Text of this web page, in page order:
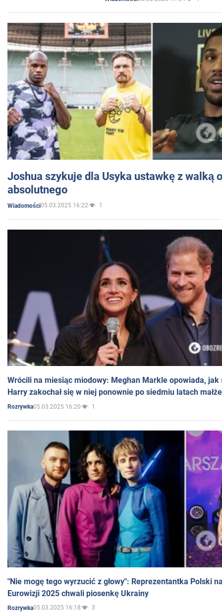
Joshua szykuje dla Usyka ustawkę z walką
absolutnego
Wiadomości05.03.2025 16:22 1
Wrócili na miesiąc miodowy: Meghan Markle opowiada, jak
Harry zakochał się w niej ponownie po siedmiu latach
Rozrywka05.03.2025 16:20 1
"Nie mogę tego wyrzucić z głowy": Reprezentantka Polski
Eurowizji 2025 chwali piosenkę Ukrainy
Rozrywka05.03.2025 16:18 3